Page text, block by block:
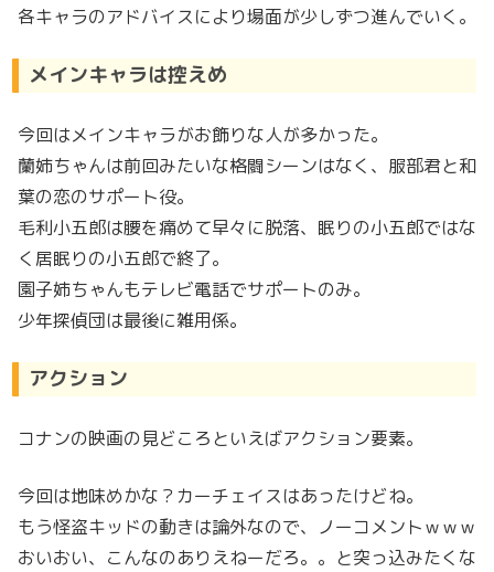
各キャラのアドバイスにより場面が少しずつ進んでいく。
メインキャラは控えめ
今回はメインキャラがお飾りな人が多かった。
蘭姉ちゃんは前回みたいな格闘シーンはなく、服部君と和
葉の恋のサポート役。
毛利小五郎は腰を痛めて早々に脱落、眠りの小五郎ではな
く居眠りの小五郎で終了。
園子姉ちゃんもテレビ電話でサポートのみ。
少年探偵団は最後に雑用係。
アクション
コナンの映画の見どころといえばアクション要素。
今回は地味めかな？カーチェイスはあったけどね。
もう怪盗キッドの動きは論外なので、ノーコメントｗｗｗ
おいおい、こんなのありえねーだろ。。と突っ込みたくな